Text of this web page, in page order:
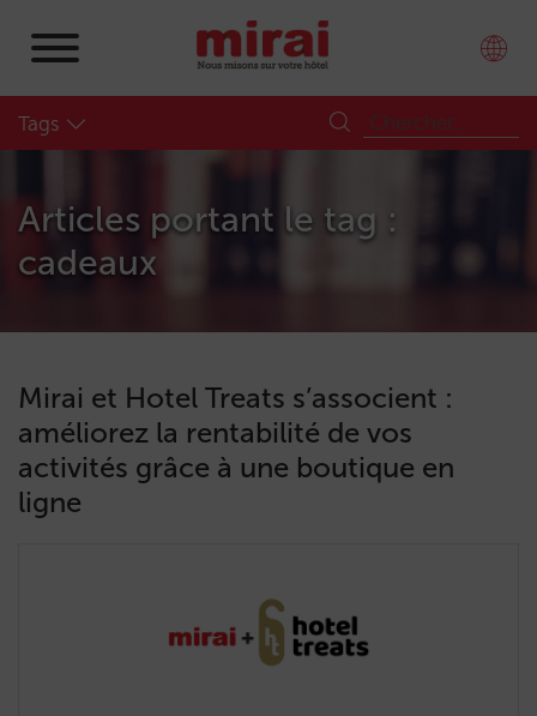
Tags
Articles portant le tag :
cadeaux
Mirai et Hotel Treats s’associent :
améliorez la rentabilité de vos
activités grâce à une boutique en
ligne